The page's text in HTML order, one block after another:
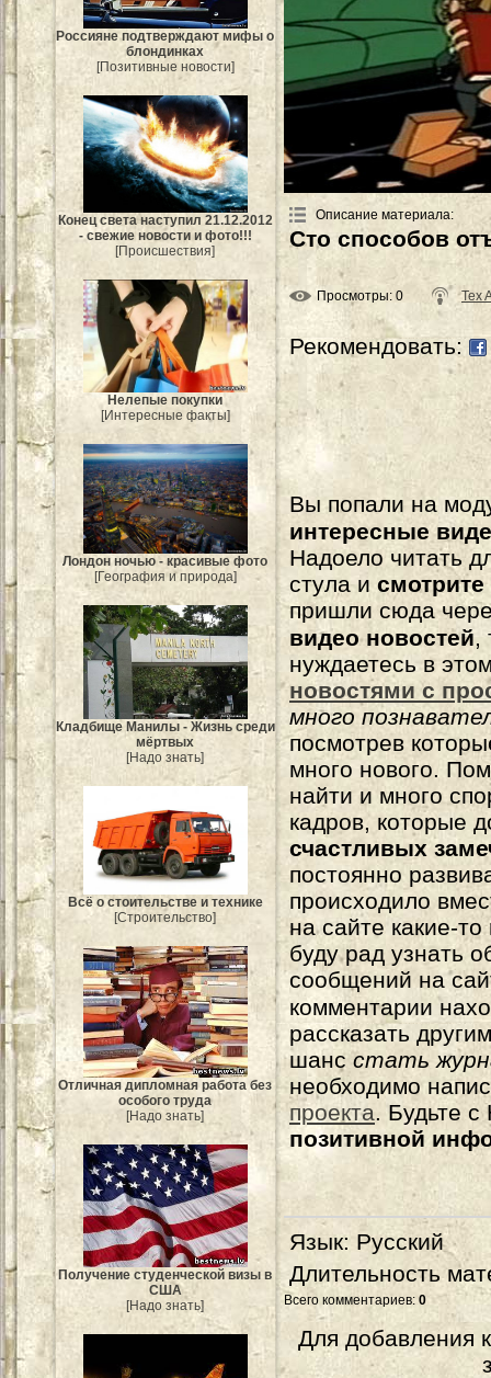
Россияне подтверждают мифы о
блондинках
[Позитивные новости]
Конец света наступил 21.12.2012
- свежие новости и фото!!!
[Происшествия]
Нелепые покупки
[Интересные факты]
Лондон ночью - красивые фото
[География и природа]
Кладбище Манилы - Жизнь среди
мёртвых
[Надо знать]
Всё о стоительстве и технике
[Строительство]
Отличная дипломная работа без
особого труда
[Надо знать]
Получение студенческой визы в
США
[Надо знать]
Описание материала:
Сто способов
Просмотры: 0 Tex
Рекомендовать:
Вы попали на
интересные
Надоело читать
стула и
пришли сюда
видео новостей,
нуждаетесь в
новостями с
много
посмотрев
много нового.
найти и много
кадров, которые
счастливых
постоянно
происходило
на сайте какие-
буду рад узнать
сообщений на
комментарии
рассказать
шанс стать
необходимо
проекта. Будьте
позитивной
Язык: Русский
Длительность
Всего комментариев: 0
Для добавления